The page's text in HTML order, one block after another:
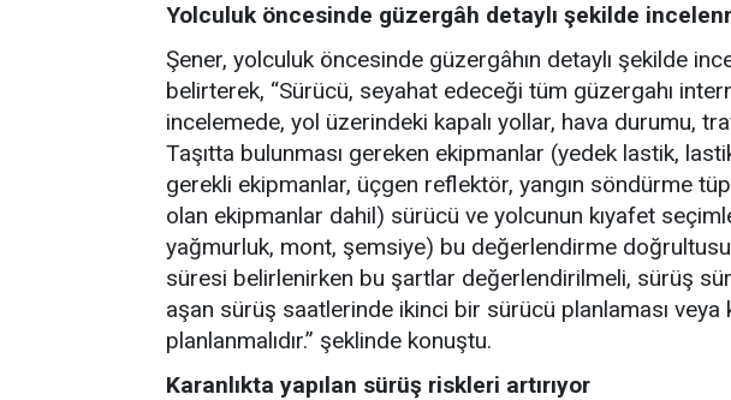
Yolculuk öncesinde güzergâh detaylı şekilde
Şener, yolculuk öncesinde güzergâhın detaylı şekilde
belirterek, “Sürücü, seyahat edeceği tüm güzergahı
incelemede, yol üzerindeki kapalı yollar, hava durumu,
Taşıtta bulunması gereken ekipmanlar (yedek lastik,
gerekli ekipmanlar, üçgen reflektör, yangın söndürme
olan ekipmanlar dahil) sürücü ve yolcunun kıyafet
yağmurluk, mont, şemsiye) bu değerlendirme
süresi belirlenirken bu şartlar değerlendirilmeli, sürüş
aşan sürüş saatlerinde ikinci bir sürücü planlaması veya
planlanmalıdır.” şeklinde konuştu.
Karanlıkta yapılan sürüş riskleri artırıyor